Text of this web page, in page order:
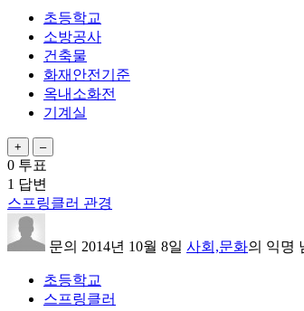
초등학교
소방공사
건축물
화재안전기준
옥내소화전
기계실
0 투표
1 답변
스프링클러 관경
문의 2014년 10월 8일 사회,문화의 익명
초등학교
스프링클러